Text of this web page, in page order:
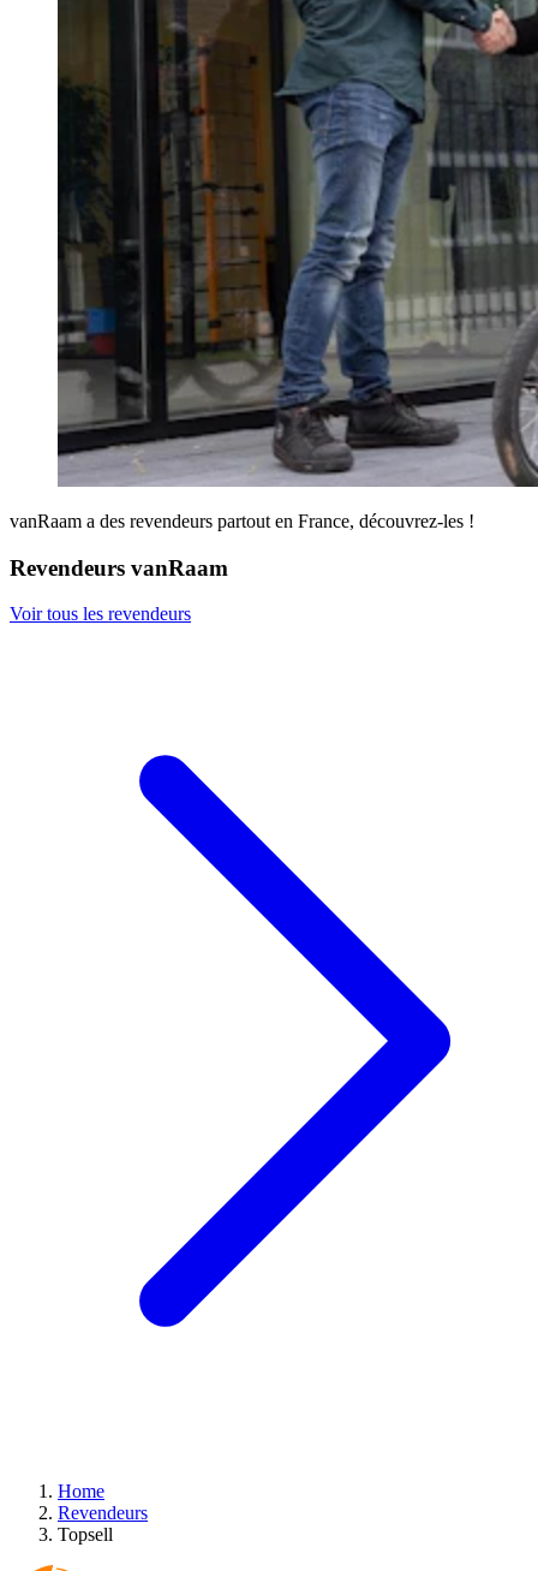
vanRaam a des revendeurs partout en France, découvrez-les !
Revendeurs vanRaam
Voir tous les revendeurs
Home
Revendeurs
Topsell